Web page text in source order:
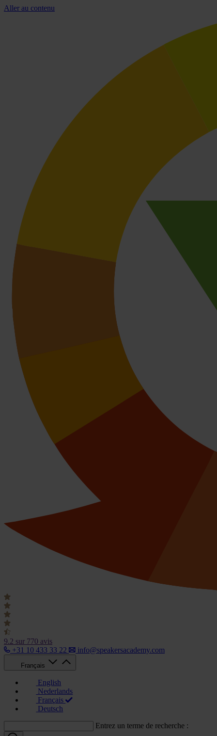
Aller au contenu
9.2 sur 770 avis
+31 10 433 33 22
info@speakersacademy.com
Français
English
Nederlands
Français
Deutsch
Entrez un terme de recherche :